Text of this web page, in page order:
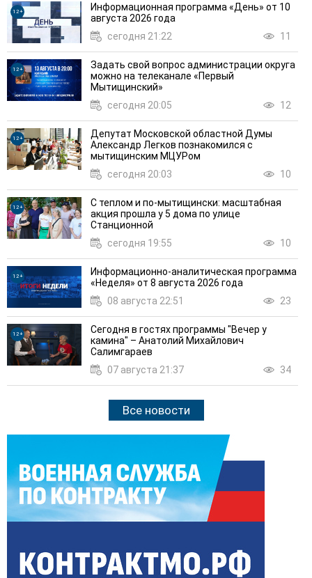
Информационная программа «День» от 10
августа 2026 года
сегодня 21:22
11
12+
Задать свой вопрос администрации округа
можно на телеканале «Первый
Мытищинский»
сегодня 20:05
12
12+
Депутат Московской областной Думы
Александр Легков познакомился с
мытищинским МЦУРом
сегодня 20:03
10
12+
С теплом и по-мытищински: масштабная
акция прошла у 5 дома по улице
Станционной
сегодня 19:55
10
12+
Информационно-аналитическая программа
«Неделя» от 8 августа 2026 года
08 августа 22:51
23
12+
Сегодня в гостях программы "Вечер у
камина" – Анатолий Михайлович
Салимгараев
07 августа 21:37
34
12+
Все новости